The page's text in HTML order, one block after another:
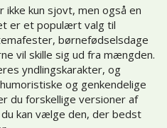
ikke kun sjovt, men også en
er et populært valg til
børnefødselsdage
vil skille sig ud fra mængden.
yndlingskarakter, og
og genkendelige
du forskellige versioner af
du kan vælge den, der bedst